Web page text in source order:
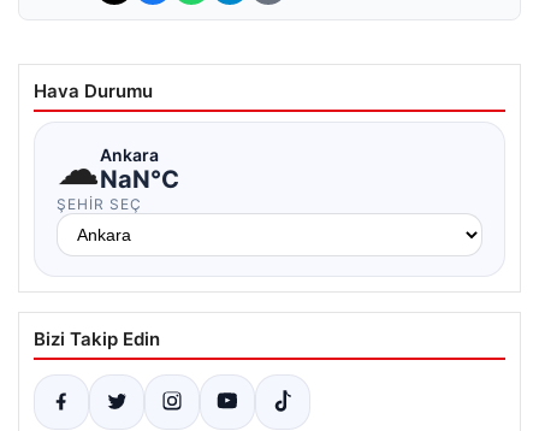
Hava Durumu
☁Ankara
NaN°C
ŞEHIR SEÇ
Bizi Takip Edin